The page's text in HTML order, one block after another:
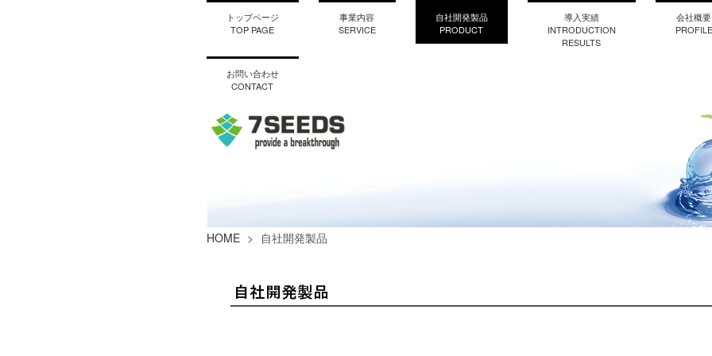
トップページ
TOP PAGE
事業内容
SERVICE
自社開発製品
PRODUCT
導入実績
INTRODUCTION
RESULTS
会社概要
PROFILE
お問い合わせ
CONTACT
HOME > 自社開発製品